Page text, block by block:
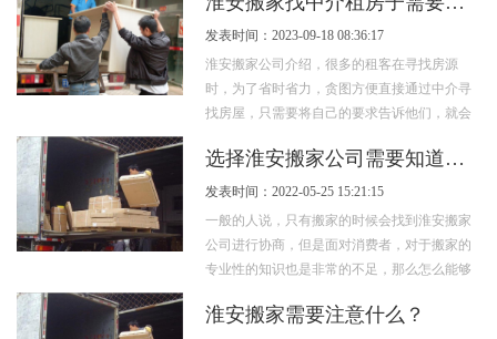
发表时间：2023-09-18 08:36:17
淮安搬家公司介绍，很多的租客在寻找房源
时，为了省时省力，贪图方便直接通过中介寻
找房屋，只需要将自己的要求告诉他们，就会
碰...
选择淮安搬家公司需要知道的事情
发表时间：2022-05-25 15:21:15
一般的人说，只有搬家的时候会找到淮安搬家
公司进行协商，但是面对消费者，对于搬家的
专业性的知识也是非常的不足，那么怎么能够
淮安搬家需要注意什么？